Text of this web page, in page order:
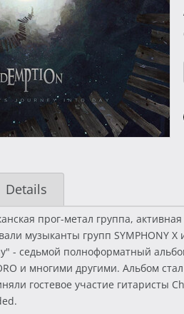
Details
прог-метал группа,
музыканты групп SYMPHONY
- седьмой полноформатный
и многими другими. Альбом
гостевое участие гитаристы